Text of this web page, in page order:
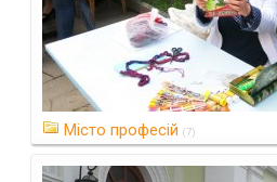
Місто професій (7)